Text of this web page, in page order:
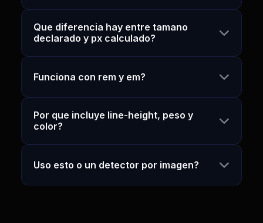
Que diferencia hay entre tamano
declarado y px calculado?
Funciona con rem y em?
Por que incluye line-height, peso y
color?
Uso esto o un detector por imagen?